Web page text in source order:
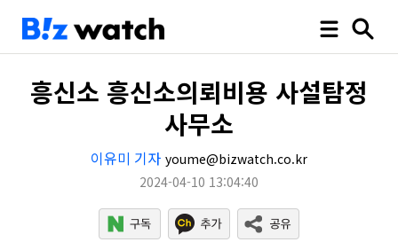
흥신소 흥신소의뢰비용 사설탐정
사무소
이유미 기자 youme@bizwatch.co.kr
2024-04-10 13:04:40